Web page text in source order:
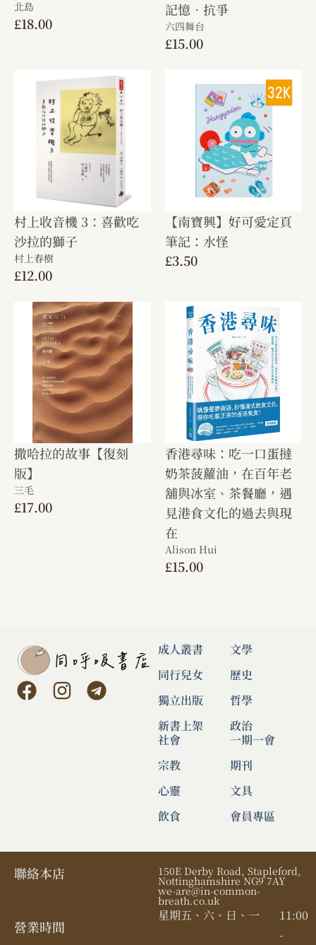
北島
£18.00
記憶．抗爭
六四舞台
£15.00
村上收音機 3：喜歡吃
沙拉的獅子
村上春樹
£12.00
【南寶興】好可愛定頁
筆記：水怪
£3.50
撒哈拉的故事【復刻
版】
三毛
£17.00
香港尋味：吃一口蛋撻
奶茶菠蘿油，在百年老
舖與冰室、茶餐廳，遇
見港食文化的過去與現
在
Alison Hui
£15.00
成人叢書
同行兒女
獨立出版
新書上架
文學
歷史
哲學
政治
社會
宗教
心靈
飲食
一期一會
期刊
文具
會員專區
聯絡本店 150E Derby Road, Stapleford,
Nottinghamshire NG9 7AY
we-are@in-common-
breath.co.uk
營業時間​
星期五、六、日、一
11:00
-